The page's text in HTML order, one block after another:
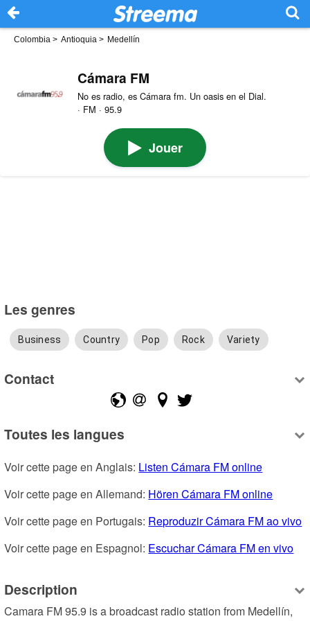
Colombia > Antioquia > Medellín
Cámara FM
No es radio, es Cámara fm. Un oasis en el Dial.
· FM · 95.9
Jouer
Les genres
Business Country Pop Rock Variety
Contact
Toutes les langues
Voir cette page en Anglais: Listen Cámara FM online
Voir cette page en Allemand: Hören Cámara FM online
Voir cette page en Portugais: Reproduzir Cámara FM ao vivo
Voir cette page en Espagnol: Escuchar Cámara FM en vivo
Description
Camara FM 95.9 is a broadcast radio station from Medellín,